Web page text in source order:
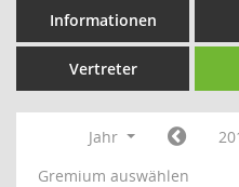
Informationen
Vertreter
Jahr
Gremium auswählen